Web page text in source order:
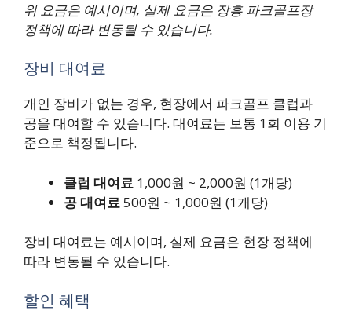
위 요금은 예시이며, 실제 요금은 장흥 파크골프장
정책에 따라 변동될 수 있습니다.
장비 대여료
개인 장비가 없는 경우, 현장에서 파크골프 클럽과
공을 대여할 수 있습니다. 대여료는 보통 1회 이용 기
준으로 책정됩니다.
클럽 대여료 1,000원 ~ 2,000원 (1개당)
공 대여료 500원 ~ 1,000원 (1개당)
장비 대여료는 예시이며, 실제 요금은 현장 정책에
따라 변동될 수 있습니다.
할인 혜택